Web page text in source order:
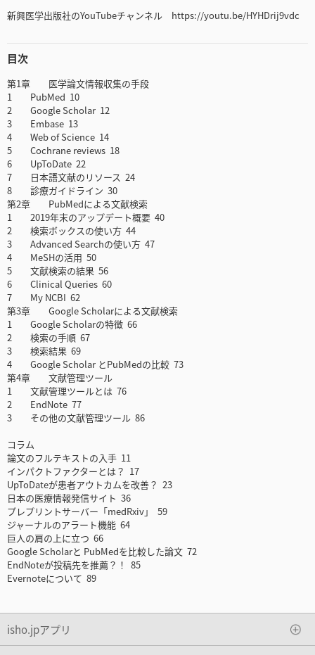
新興医学出版社のYouTubeチャンネル https://youtu.be/HYHDrij9vdc
目次
第1章 医学論文情報収集の手段
1 PubMed 10
2 Google Scholar 12
3 Embase 13
4 Web of Science 14
5 Cochrane reviews 18
6 UpToDate 22
7 日本語文献のリソース 24
8 診療ガイドライン 30
第2章 PubMedによる文献検索
1 2019年末のアップデート概要 40
2 検索ボックスの使い方 44
3 Advanced Searchの使い方 47
4 MeSHの活用 50
5 文献検索の結果 56
6 Clinical Queries 60
7 My NCBI 62
第3章 Google Scholarによる文献検索
1 Google Scholarの特徴 66
2 検索の手順 67
3 検索結果 69
4 Google Scholar とPubMedの比較 73
第4章 文献管理ツール
1 文献管理ツールとは 76
2 EndNote 77
3 その他の文献管理ツール 86
コラム
論文のフルテキストの入手 11
インパクトファクターとは？ 17
UpToDateが患者アウトカムを改善？ 23
日本の医療情報発信サイト 36
プレプリントサーバー「medRxiv」 59
ジャーナルのアラート機能 64
巨人の肩の上に立つ 66
Google Scholarと PubMedを比較した論文 72
EndNoteが投稿先を推薦？！ 85
Evernoteについて 89
isho.jpアプリ